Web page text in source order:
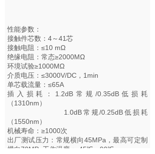
性能参数：
接触件芯数：4～41芯
接触电阻：≤10 mΩ
绝缘电阻：常态≥2000MΩ
环境试验≥1000MΩ
介质电压：≤3000V/DC，1min
单芯载流量：≤65A
插入损耗：1.2dB常规/0.35dB低损耗
（1310nm）
1.0dB常规/0.25dB低损耗
（1550nm）
机械寿命：≥1000次
出厂测试压力：常规横向45MPa，最高可定制
横向70MPa工作温度：-45℃～90℃